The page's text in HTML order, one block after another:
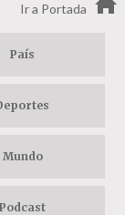
Ir a Portada
País
Mundo
Podcast